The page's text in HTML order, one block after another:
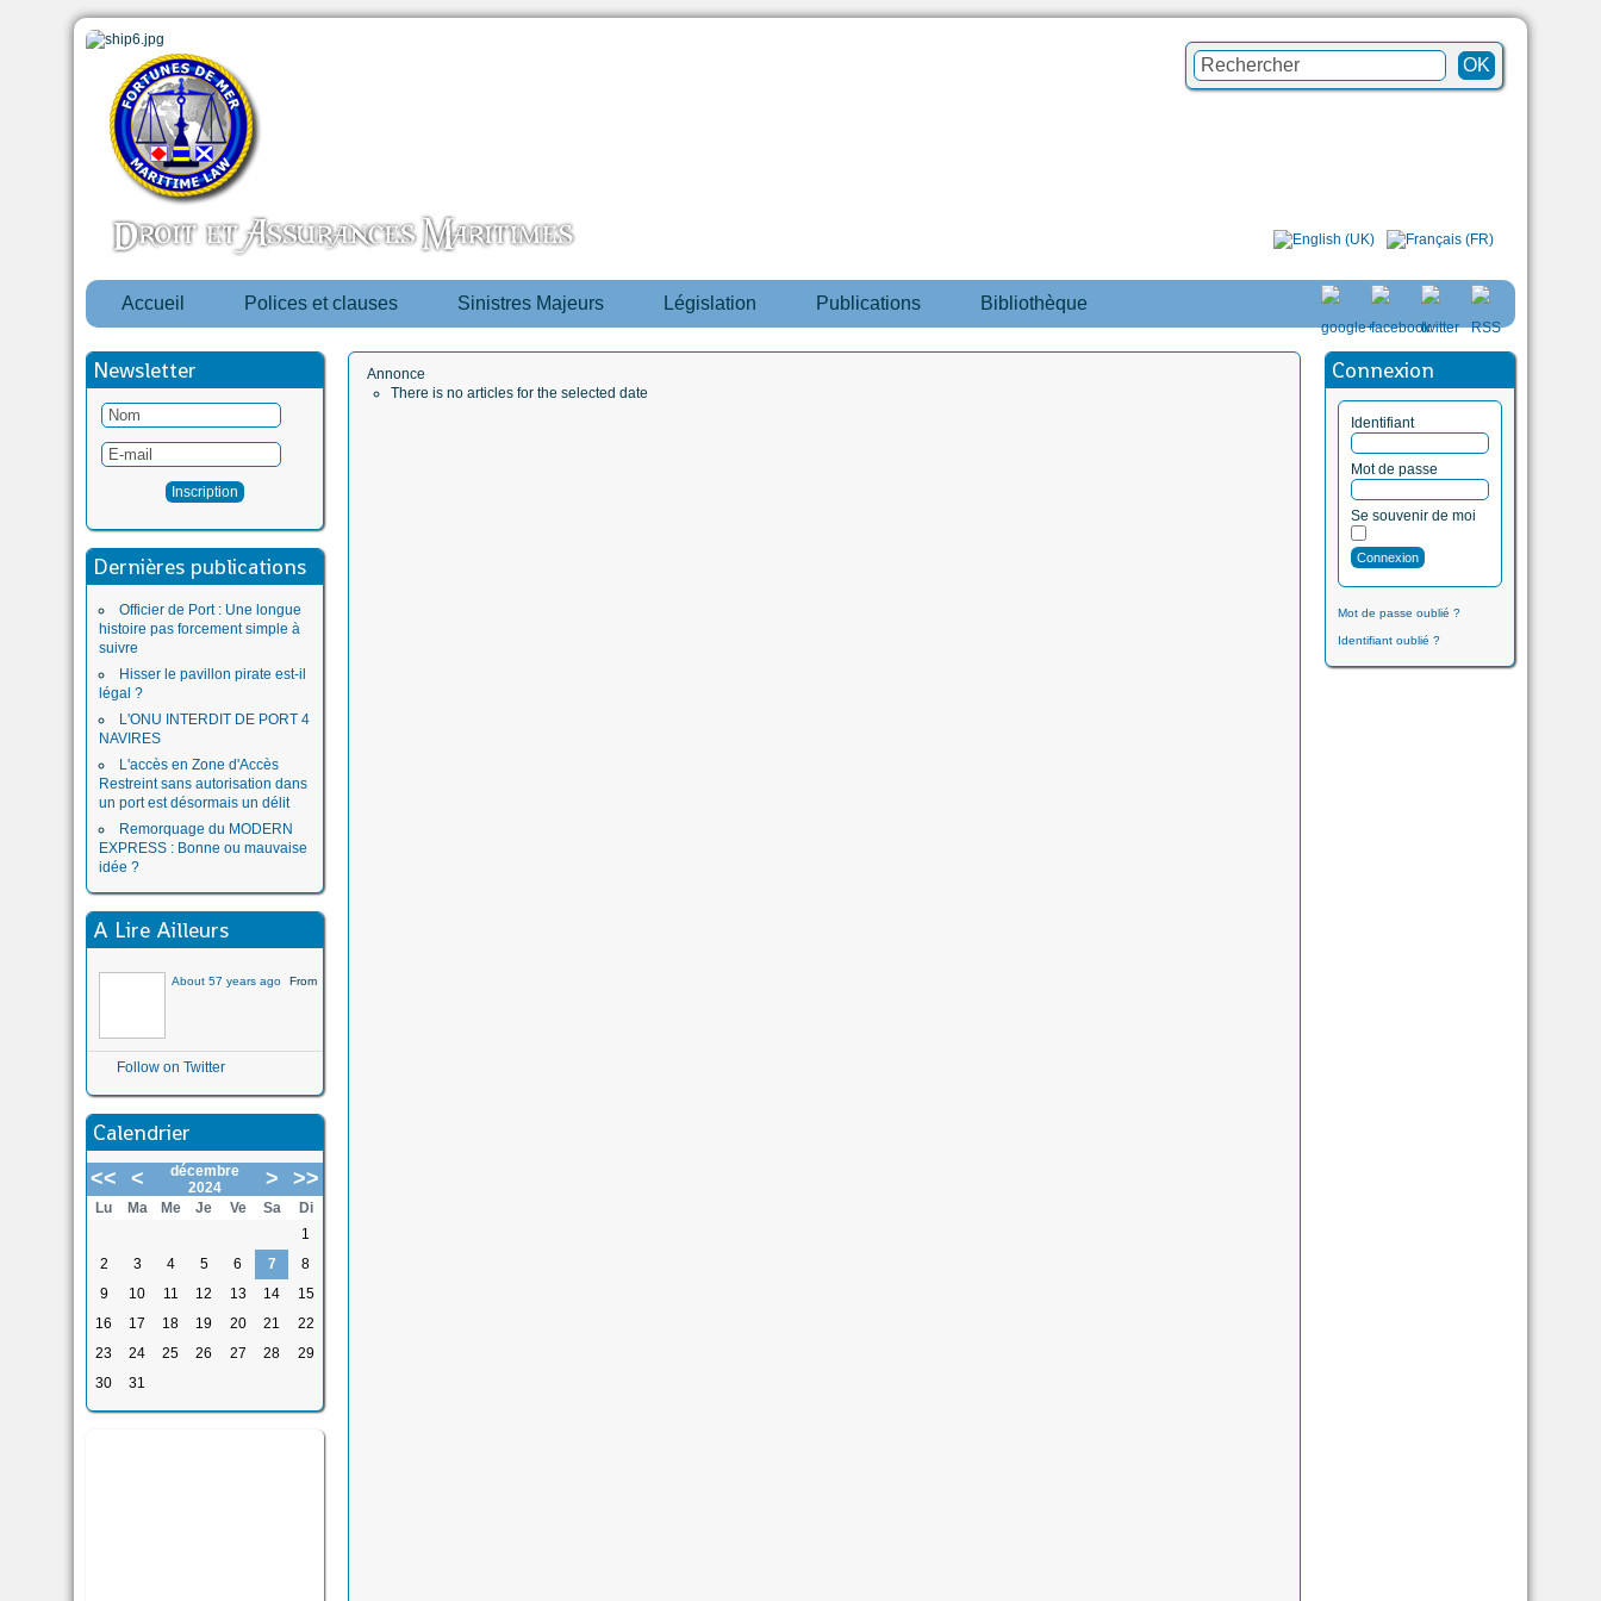
Accueil Polices et clauses Sinistres Majeurs Législation Publications Bibliothèque
Newsletter
Dernières publications
Officier de Port : Une longue
histoire pas forcement simple à
suivre
Hisser le pavillon pirate est-il
légal ?
L'ONU INTERDIT DE PORT 4
NAVIRES
L'accès en Zone d'Accès
Restreint sans autorisation dans
un port est désormais un délit
Remorquage du MODERN
EXPRESS : Bonne ou mauvaise
idée ?
A Lire Ailleurs
About 57 years ago From
Follow on Twitter
Calendrier
<< <
décembre
2024
> >>
Lu Ma Me Je Ve Sa
Di
1
2
3 4 5 6 7
8
9
10 11 12 13 14
15
16
17 18 19 20 21
22
23
24 25 26 27 28
29
30
31
Connexion
Identifiant
Mot de passe
Se souvenir de moi
Mot de passe oublié ?
Identifiant oublié ?
Annonce
There is no articles for the selected date